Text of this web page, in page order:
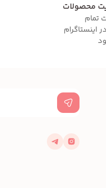
محصولات
تمام
اینستاگرام